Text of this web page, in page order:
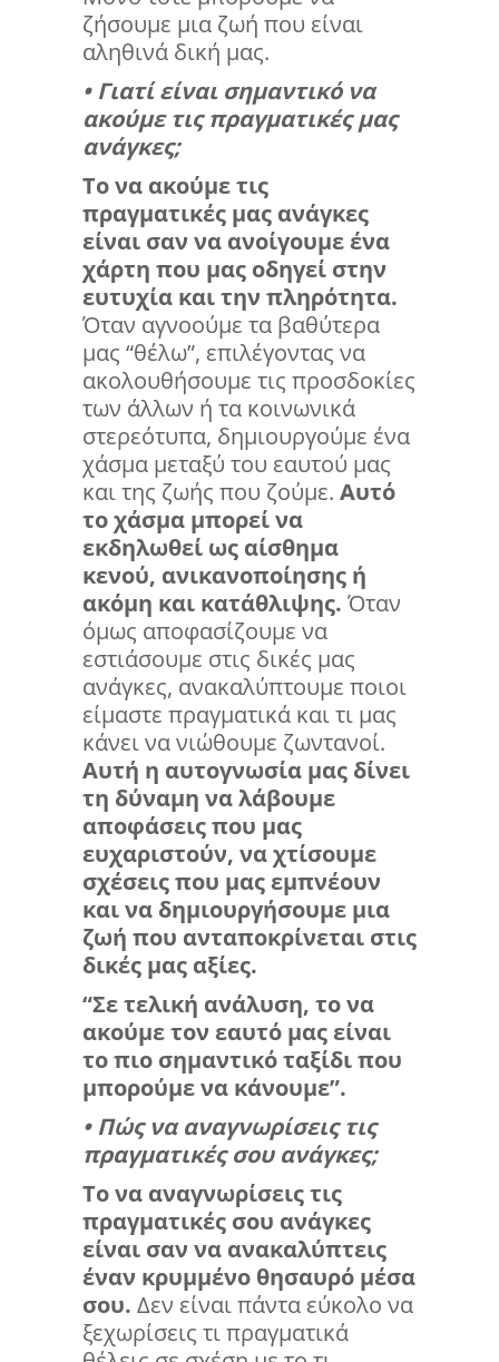
ζήσουμε μια ζωή που είναι
αληθινά δική μας.
• Γιατί είναι σημαντικό να
ακούμε τις πραγματικές μας
ανάγκες;
Το να ακούμε τις
πραγματικές μας ανάγκες
είναι σαν να ανοίγουμε ένα
χάρτη που μας οδηγεί στην
ευτυχία και την πληρότητα.
Όταν αγνοούμε τα βαθύτερα
μας “θέλω”, επιλέγοντας να
ακολουθήσουμε τις προσδοκίες
των άλλων ή τα κοινωνικά
στερεότυπα, δημιουργούμε ένα
χάσμα μεταξύ του εαυτού μας
και της ζωής που ζούμε. Αυτό
το χάσμα μπορεί να
εκδηλωθεί ως αίσθημα
κενού, ανικανοποίησης ή
ακόμη και κατάθλιψης. Όταν
όμως αποφασίζουμε να
εστιάσουμε στις δικές μας
ανάγκες, ανακαλύπτουμε ποιοι
είμαστε πραγματικά και τι μας
κάνει να νιώθουμε ζωντανοί.
Αυτή η αυτογνωσία μας δίνει
τη δύναμη να λάβουμε
αποφάσεις που μας
ευχαριστούν, να χτίσουμε
σχέσεις που μας εμπνέουν
και να δημιουργήσουμε μια
ζωή που ανταποκρίνεται στις
δικές μας αξίες.
“Σε τελική ανάλυση, το να
ακούμε τον εαυτό μας είναι
το πιο σημαντικό ταξίδι που
μπορούμε να κάνουμε”.
• Πώς να αναγνωρίσεις τις
πραγματικές σου ανάγκες;
Το να αναγνωρίσεις τις
πραγματικές σου ανάγκες
είναι σαν να ανακαλύπτεις
έναν κρυμμένο θησαυρό μέσα
σου. Δεν είναι πάντα εύκολο να
ξεχωρίσεις τι πραγματικά